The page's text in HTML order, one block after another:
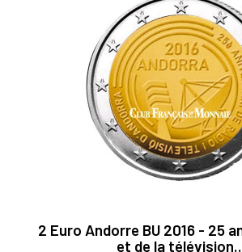
2 Euro Andorre BU 2016 - 25
et de la